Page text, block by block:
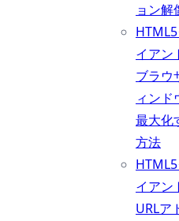
ョン解
イアン
ブラウ
ィンド
最大化
方法
イアン
URLア